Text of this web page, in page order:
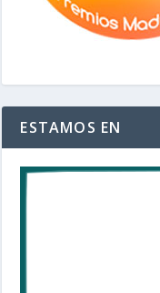
ESTAMOS EN